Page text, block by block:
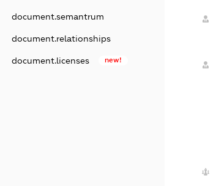
document.semantrum
document.relationships
document.licenses new!